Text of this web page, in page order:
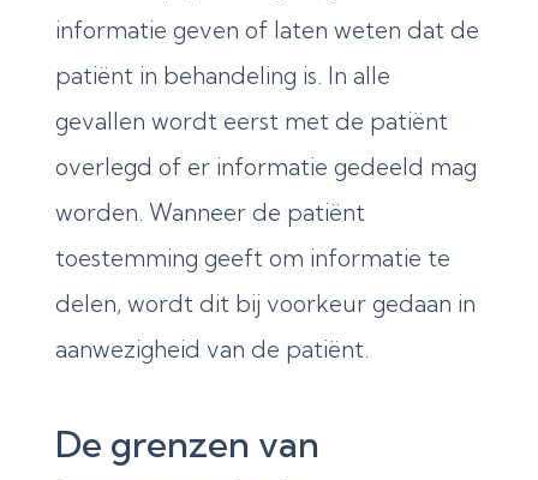
informatie geven of laten weten dat de
patiënt in behandeling is. In alle
gevallen wordt eerst met de patiënt
overlegd of er informatie gedeeld mag
worden. Wanneer de patiënt
toestemming geeft om informatie te
delen, wordt dit bij voorkeur gedaan in
aanwezigheid van de patiënt.
De grenzen van